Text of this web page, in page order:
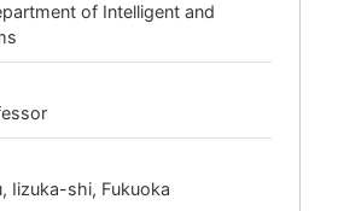
of Intelligent and
Iizuka-shi, Fukuoka